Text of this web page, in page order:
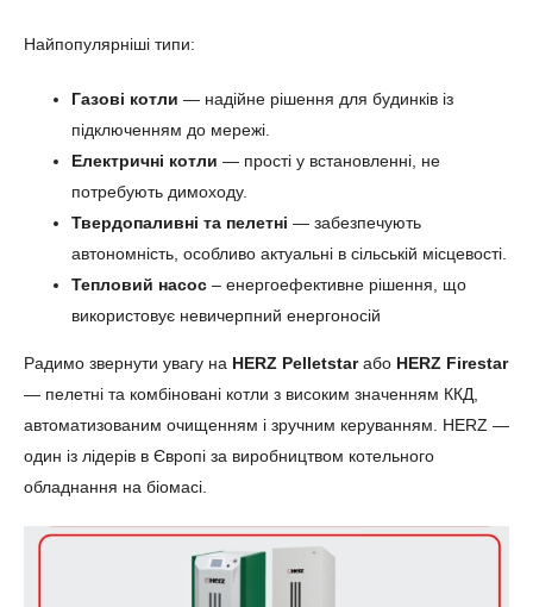
Найпопулярніші типи:
Газові котли — надійне рішення для будинків із
підключенням до мережі.
Електричні котли — прості у встановленні, не
потребують димоходу.
Твердопаливні та пелетні — забезпечують
автономність, особливо актуальні в сільській місцевості.
Тепловий насос – енергоефективне рішення, що
використовує невичерпний енергоносій
Радимо звернути увагу на HERZ Pelletstarабо HERZ Firestar
— пелетні та комбіновані котли з високим значенням ККД,
автоматизованим очищенням і зручним керуванням. HERZ —
один із лідерів в Європі за виробництвом котельного
обладнання на біомасі.